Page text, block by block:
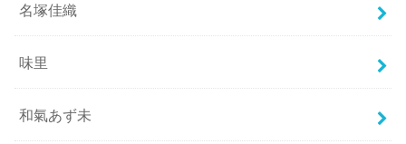
名塚佳織
味里
和氣あず未